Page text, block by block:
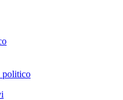
politico